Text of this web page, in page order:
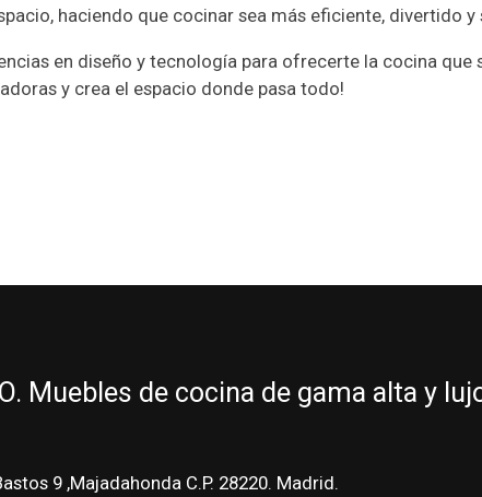
haciendo que cocinar sea más eficiente, divertido y
en diseño y tecnología para ofrecerte la cocina que
y crea el espacio donde pasa todo!
Muebles de cocina de gama alta y
9 ,Majadahonda C.P. 28220. Madrid.